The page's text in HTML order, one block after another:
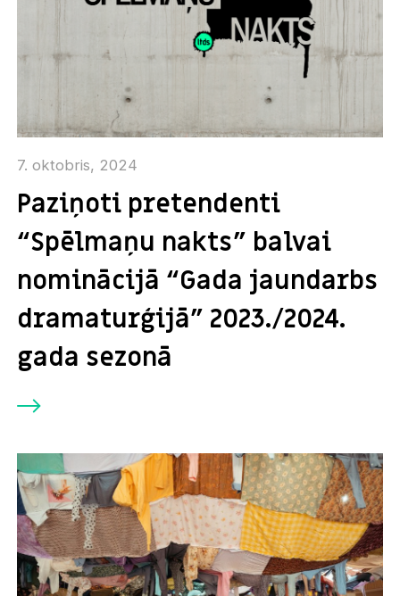
7. oktobris, 2024
Paziņoti pretendenti
“Spēlmaņu nakts” balvai
nominācijā “Gada jaundarbs
dramaturģijā” 2023./2024.
gada sezonā